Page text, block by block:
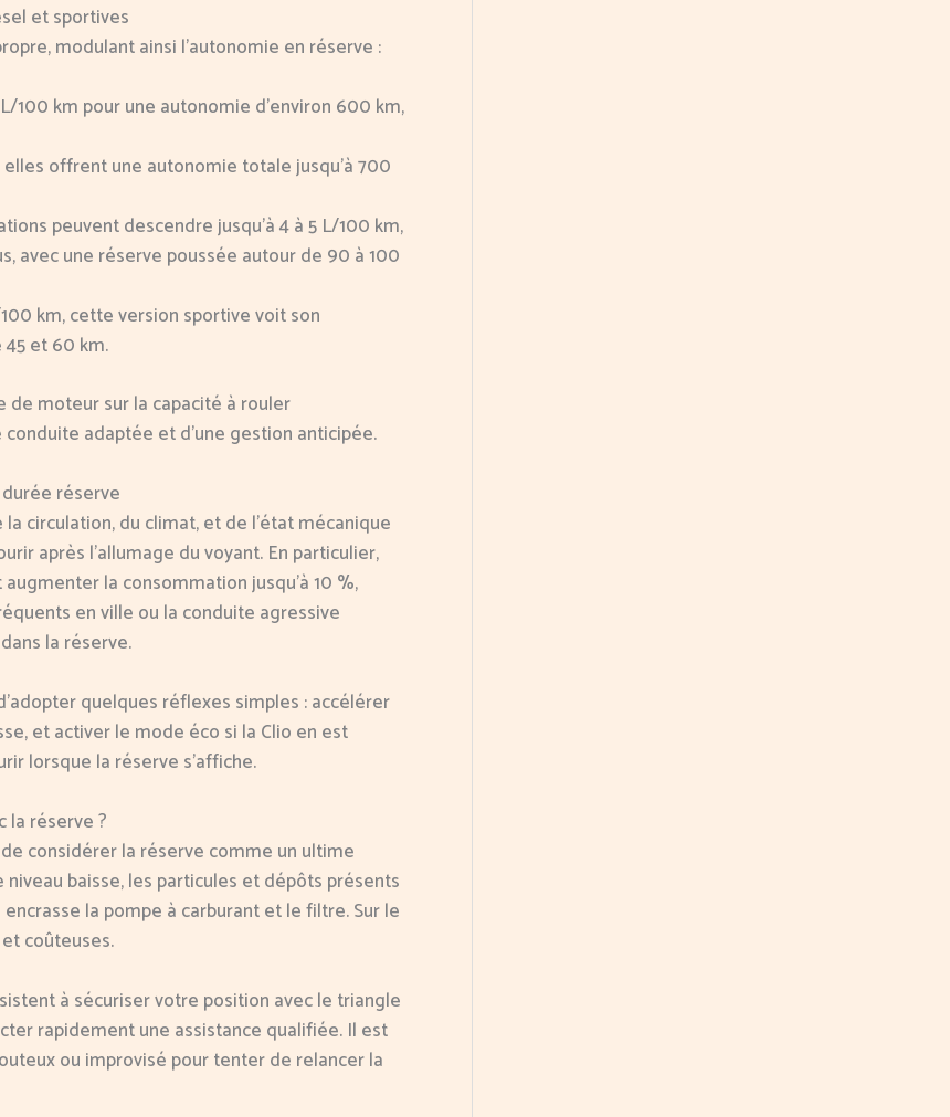
et sportives
modulant ainsi l’autonomie en réserve :
100 km pour une autonomie d’environ 600 km,
elles offrent une autonomie totale jusqu’à 700
peuvent descendre jusqu’à 4 à 5 L/100 km,
avec une réserve poussée autour de 90 à 100
km, cette version sportive voit son
et 60 km.
de moteur sur la capacité à rouler
adaptée et d’une gestion anticipée.
réserve
circulation, du climat, et de l’état mécanique
après l’allumage du voyant. En particulier,
la consommation jusqu’à 10 %,
en ville ou la conduite agressive
la réserve.
quelques réflexes simples : accélérer
et activer le mode éco si la Clio en est
lorsque la réserve s’affiche.
la réserve ?
considérer la réserve comme un ultime
baisse, les particules et dépôts présents
la pompe à carburant et le filtre. Sur le
coûteuses.
à sécuriser votre position avec le triangle
rapidement une assistance qualifiée. Il est
ou improvisé pour tenter de relancer la